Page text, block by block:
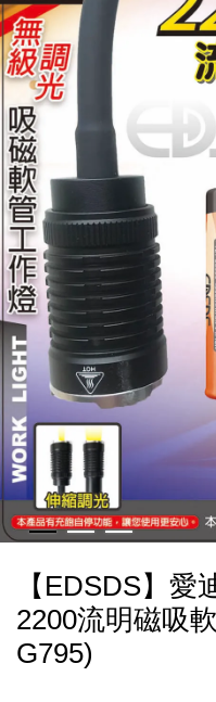
【EDSDS】
2200流明磁吸
G795)